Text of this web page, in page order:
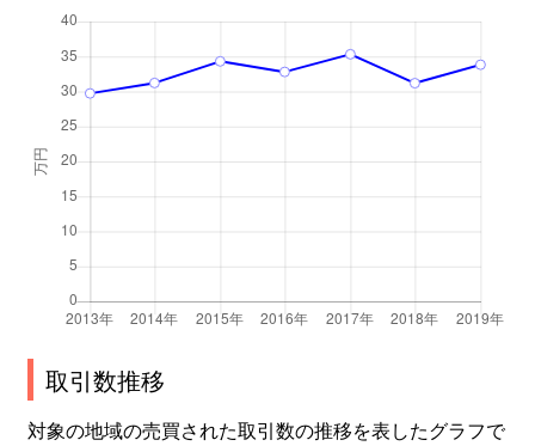
取引数推移
対象の地域の売買された取引数の推移を表したグラフで